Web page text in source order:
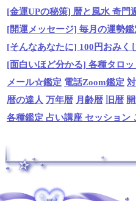
[金運UPの秘策] 暦と風水 奇門
[開運メッセージ] 毎月の運勢鑑
[そんなあなたに] 100円おみく
[面白いほど分かる] 各種タロ
メール☆鑑定 電話Zoom鑑定
暦の達人 万年暦 月齢暦 旧暦
各種鑑定 占い講座 セッション